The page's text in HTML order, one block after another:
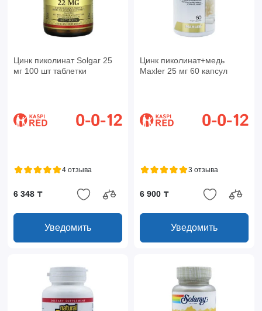
Цинк пиколинат Solgar 25
мг 100 шт таблетки
4 отзыва
6 348 ₸
Уведомить
Цинк пиколинат+медь
Maxler 25 мг 60 капсул
3 отзыва
6 900 ₸
Уведомить